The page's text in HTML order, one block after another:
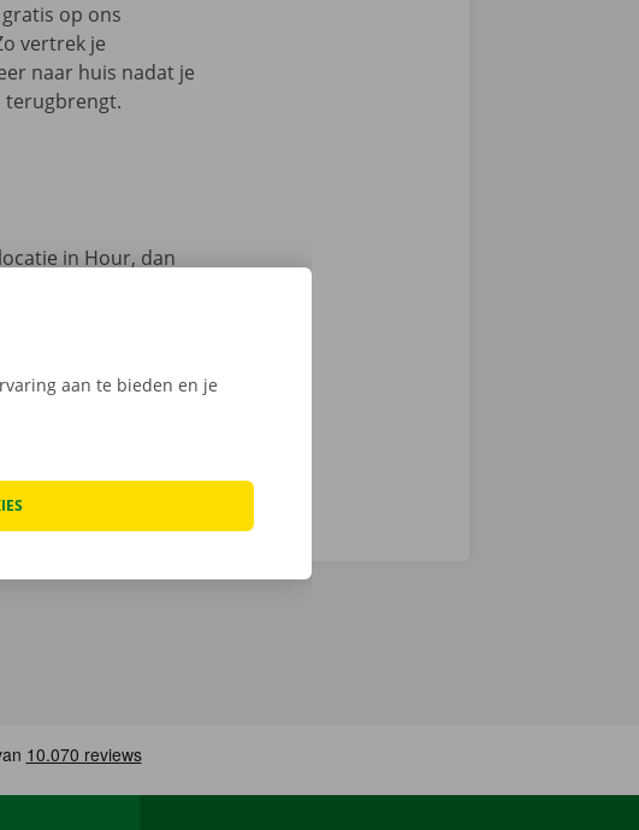
op ons
vertrek je
naar huis nadat je
terugbrengt.
in Hour, dan
problemen ook 24/7
thuis.aan te bieden en je